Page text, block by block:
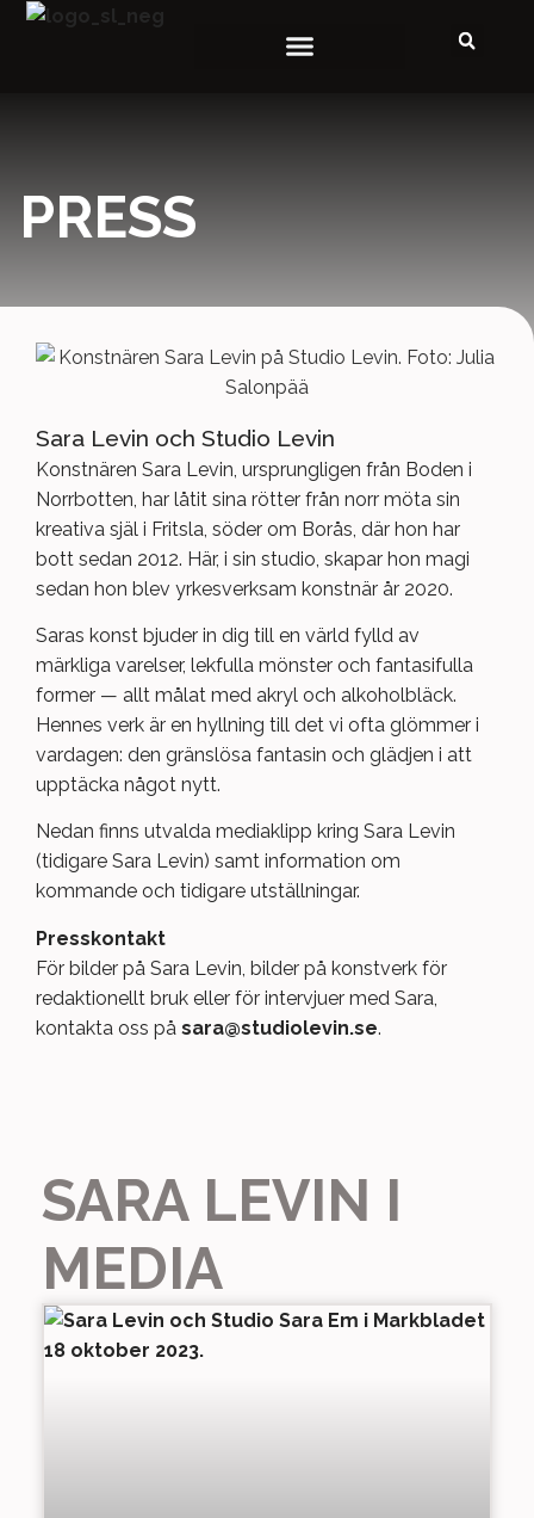
PRESS
Sara Levin och Studio Levin
Konstnären Sara Levin, ursprungligen från Boden i
Norrbotten, har låtit sina rötter från norr möta sin
kreativa själ i Fritsla, söder om Borås, där hon har
bott sedan 2012. Här, i sin studio, skapar hon magi
sedan hon blev yrkesverksam konstnär år 2020.
Saras konst bjuder in dig till en värld fylld av
märkliga varelser, lekfulla mönster och fantasifulla
former — allt målat med akryl och alkoholbläck.
Hennes verk är en hyllning till det vi ofta glömmer i
vardagen: den gränslösa fantasin och glädjen i att
upptäcka något nytt.
Nedan finns utvalda mediaklipp kring Sara Levin
(tidigare Sara Levin) samt information om
kommande och tidigare utställningar.
Presskontakt
För bilder på Sara Levin, bilder på konstverk för
redaktionellt bruk eller för intervjuer med Sara,
kontakta oss på sara@studiolevin.se.
SARA LEVIN I
MEDIA